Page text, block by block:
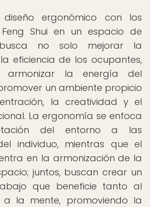
ergonómico con los
Shui en un espacio de
no solo mejorar la
eficiencia de los ocupantes,
armonizar la energía del
un ambiente propicio
la creatividad y el
La ergonomía se enfoca
del entorno a las
individuo, mientras que el
en la armonización de la
juntos, buscan crear un
que beneficie tanto al
la mente, promoviendo la